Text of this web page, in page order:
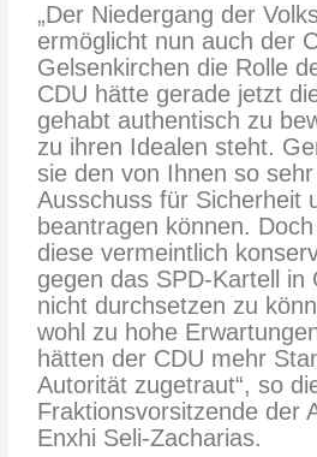
„Der Niedergang der
ermöglicht nun auch der
Gelsenkirchen die Rolle
CDU hätte gerade jetzt
gehabt authentisch zu
zu ihren Idealen steht.
sie den von Ihnen so
Ausschuss für Sicherheit
beantragen können.
diese vermeintlich
gegen das SPD-Kartell in
nicht durchsetzen zu
wohl zu hohe
hätten der CDU mehr
Autorität zugetraut“, so
Fraktionsvorsitzende der
Enxhi Seli-Zacharias.